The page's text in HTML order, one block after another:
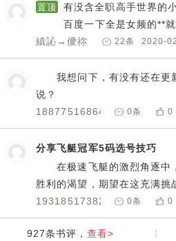
我们能够提前洞察比赛的走向
像一位经验丰富的航海家，在
流的精准把握，提前规划出最
浪，顺利抵达目的地。
孤立存在的，它们背后隐藏着
集大量的历史数据，运用专业
们能够挖掘出那些潜在的、具
定条件下更容易出现。这些看
定胜负的关键因素。
同时，我们还会密切关注
终的结果。例如，天气状况、
等。通过及时获取这些实时
我们能够提前洞察比赛的走向
像一位经验丰富的航海家，
流的精准把握，提前规划出最
浪，顺利抵达目的地。
置顶
有没含全职高手世界的
百度一下全是女频的**就
縝訫→僾祢 22条 2020-
我想问下，有没有还在更
说？
18877516864 0条 0
分享飞艇冠军5码选号技巧
在极速飞艇的激烈角逐中
胜利的渴望，期望在这充满挑
尘，收获丰厚的回报。然而
才能提高胜率，成为真正的
套精心打造、极具说服力的高
19318517382 0条 0
927条书评，查看>